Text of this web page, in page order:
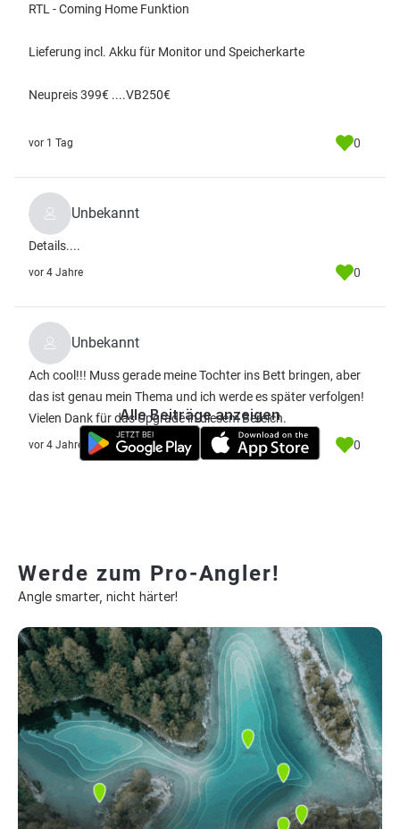
RTL - Coming Home Funktion
Lieferung incl. Akku für Monitor und Speicherkarte
Neupreis 399€ ....VB250€
vor 1 Tag 0
Unbekannt
Details....
vor 4 Jahre 0
Unbekannt
Ach cool!!! Muss gerade meine Tochter ins Bett bringen, aber
das ist genau mein Thema und ich werde es später verfolgen!
Vielen Dank für das Upgrade in diesem Bereich.
vor 4 Jahre 0
Alle Beiträge anzeigen
Werde zum Pro-Angler!
Angle smarter, nicht härter!